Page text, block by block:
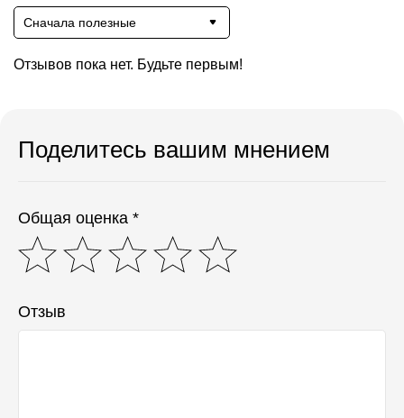
Сначала полезные
Отзывов пока нет. Будьте первым!
Поделитесь вашим мнением
Общая оценка *
Отзыв